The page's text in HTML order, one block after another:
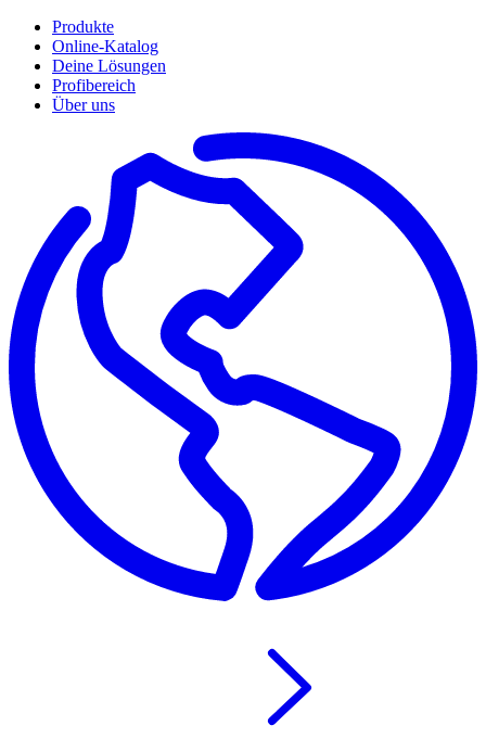
Produkte
Online-Katalog
Deine Lösungen
Profibereich
Über uns